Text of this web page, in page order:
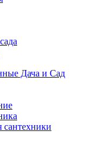
Дача и Сад